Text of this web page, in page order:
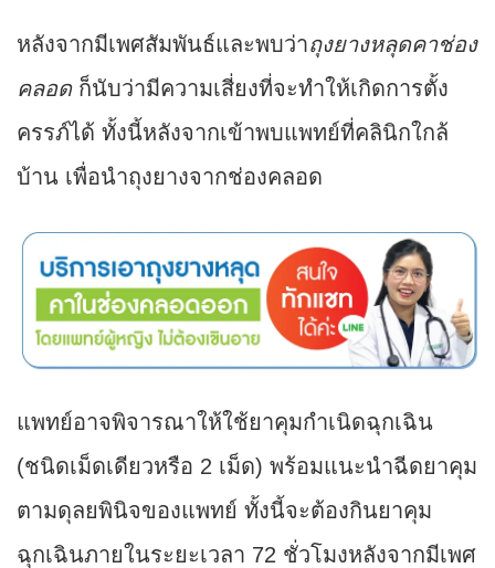
หลังจากมีเพศสัมพันธ์และพบว่าถุงยางหลุดคาช่อง
คลอดก็นับว่ามีความเสี่ยงที่จะทำให้เกิดการตั้ง
ครรภ์ได้ ทั้งนี้หลังจากเข้าพบแพทย์ที่คลินิกใกล้
บ้าน เพื่อนำถุงยางจากช่องคลอด
แพทย์อาจพิจารณาให้ใช้ยาคุมกำเนิดฉุกเฉิน
(ชนิดเม็ดเดียวหรือ 2 เม็ด) พร้อมแนะนำฉีดยาคุม
ตามดุลยพินิจของแพทย์ ทั้งนี้จะต้องกินยาคุม
ฉุกเฉินภายในระยะเวลา 72 ชั่วโมงหลังจากมีเพศ